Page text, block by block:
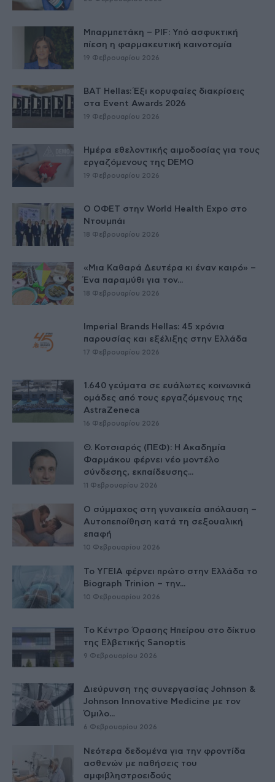
Μπαρμπετάκη – PIF: Υπό ασφυκτική
πίεση η φαρμακευτική καινοτομία
19 Φεβρουαρίου 2026
BAT Hellas: Έξι κορυφαίες διακρίσεις
στα Event Awards 2026
19 Φεβρουαρίου 2026
Ημέρα εθελοντικής αιμοδοσίας για τους
εργαζόμενους της DEMO
19 Φεβρουαρίου 2026
Ο ΟΦΕΤ στην World Health Expo στο
Ντουμπάι
18 Φεβρουαρίου 2026
«Μια Καθαρά Δευτέρα κι έναν καιρό» –
Ένα παραμύθι για τον...
18 Φεβρουαρίου 2026
Imperial Brands Hellas: 45 χρόνια
παρουσίας και εξέλιξης στην Ελλάδα
17 Φεβρουαρίου 2026
1.640 γεύματα σε ευάλωτες κοινωνικά
ομάδες από τους εργαζόμενους της
AstraZeneca
16 Φεβρουαρίου 2026
Θ. Κοτσιαρός (ΠΕΦ): Η Ακαδημία
Φαρμάκου φέρνει νέο μοντέλο
σύνδεσης, εκπαίδευσης...
11 Φεβρουαρίου 2026
Ο σύμμαχος στη γυναικεία απόλαυση –
Αυτοπεποίθηση κατά τη σεξουαλική
επαφή
10 Φεβρουαρίου 2026
Το ΥΓΕΙΑ φέρνει πρώτο στην Ελλάδα το
Biograph Trinion – την...
10 Φεβρουαρίου 2026
Το Κέντρο Όρασης Ηπείρου στο δίκτυο
της Ελβετικής Sanoptis
9 Φεβρουαρίου 2026
Διεύρυνση της συνεργασίας Johnson &
Johnson Innovative Medicine με τον
Όμιλο...
6 Φεβρουαρίου 2026
Nεότερα δεδομένα για την φροντίδα
ασθενών με παθήσεις του
αμφιβληστροειδούς